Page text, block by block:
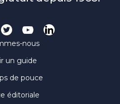
nous
un guide
de pouce
éditoriale